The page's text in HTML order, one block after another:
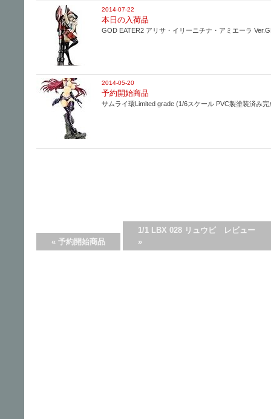
2014-07-22
本日の入荷品
GOD EATER2 アリサ・イリーニチナ・アミエーラ
2014-05-20
予約開始商品
サムライ環Limited grade (1/6スケール PVC製塗装済み
« 予約開始商品
1/1 LBX 028 リュウビ レビュー
»